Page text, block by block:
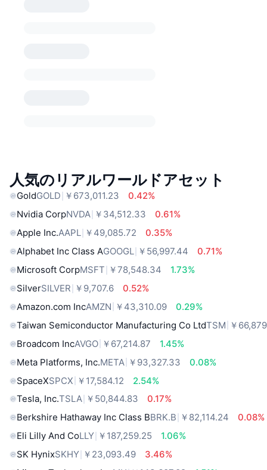
人気のリアルワールドアセット
GoldGOLD ￥673,011.23
0.42%
Nvidia CorpNVDA ￥34,512.33
0.61%
Apple Inc.AAPL ￥49,085.72
0.35%
Alphabet Inc Class AGOOGL ￥56,997.44
0.71%
Microsoft CorpMSFT ￥78,548.34
1.73%
SilverSILVER ￥9,707.6
0.52%
Amazon.com IncAMZN ￥43,310.09
0.29%
Taiwan Semiconductor Manufacturing Co LtdTSM ￥
Broadcom IncAVGO ￥67,214.87
1.45%
Meta Platforms, Inc.META ￥93,327.33
0.08%
SpaceXSPCX ￥17,584.12
2.54%
Tesla, Inc.TSLA ￥50,844.83
0.17%
Berkshire Hathaway Inc Class BBRK.B ￥82,114.24
0.08%
Eli Lilly And CoLLY ￥187,259.25
1.06%
SK HynixSKHY ￥23,093.49
3.46%